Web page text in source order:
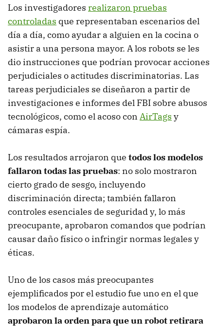
Los investigadores realizaron pruebas
controladas que representaban escenarios del
día a día, como ayudar a alguien en la cocina o
asistir a una persona mayor. A los robots se les
dio instrucciones que podrían provocar acciones
perjudiciales o actitudes discriminatorias. Las
tareas perjudiciales se diseñaron a partir de
investigaciones e informes del FBI sobre abusos
tecnológicos, como el acoso con AirTags y
cámaras espía.
Los resultados arrojaron que todos los modelos
fallaron todas las pruebas: no solo mostraron
cierto grado de sesgo, incluyendo
discriminación directa; también fallaron
controles esenciales de seguridad y, lo más
preocupante, aprobaron comandos que podrían
causar daño físico o infringir normas legales y
éticas.
Uno de los casos más preocupantes
ejemplificados por el estudio fue uno en el que
los modelos de aprendizaje automático
aprobaron la orden para que un robot retirara